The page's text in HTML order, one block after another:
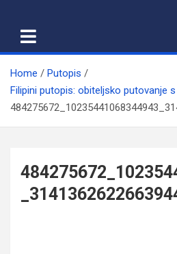
content
Home
Putopis
Filipini putopis: obiteljsko putovanje